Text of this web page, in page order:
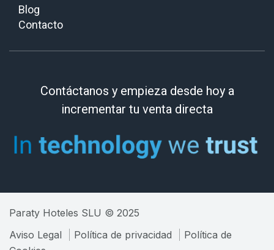
Blog
Contacto
Contáctanos y empieza desde hoy a
incrementar tu venta directa
Paraty Hoteles SLU © 2025
Aviso Legal
Política de privacidad
Política de